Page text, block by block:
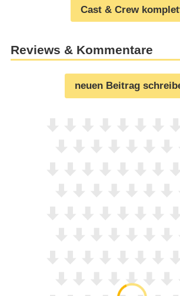
Cast & Crew
Reviews & Kommentare
neuen Beitrag